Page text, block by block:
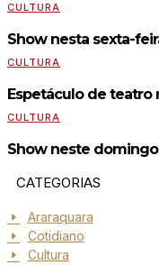
CULTURA
Show nesta sexta-
CULTURA
Espetáculo de teatro
CULTURA
Show neste domingo
CATEGORIAS
Araraquara
Cotidiano
Cultura